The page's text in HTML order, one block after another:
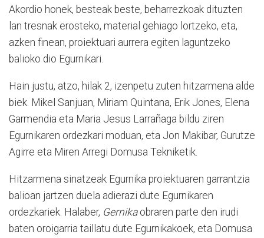
Akordio honek, besteak beste, beharrezkoak dituzten
lan tresnak erosteko, material gehiago lortzeko, eta,
azken finean, proiektuari aurrera egiten laguntzeko
balioko dio Egurnikari.
Hain justu, atzo, hilak 2, izenpetu zuten hitzarmena alde
biek. Mikel Sanjuan, Miriam Quintana, Erik Jones, Elena
Garmendia eta Maria Jesus Larrañaga bildu ziren
Egurnikaren ordezkari moduan, eta Jon Makibar, Gurutze
Agirre eta Miren Arregi Domusa Tekniketik.
Hitzarmena sinatzeak Egurnika proiektuaren garrantzia
balioan jartzen duela adierazi dute Egurnikaren
ordezkariek. Halaber, Gernikaobraren parte den irudi
baten oroigarria taillatu dute Egurnikakoek, eta Domusa